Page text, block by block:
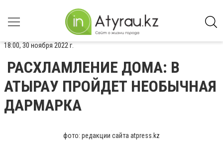
18:00, 30 ноября 2022 г.
РАСХЛАМЛЕНИЕ ДОМА: В
АТЫРАУ ПРОЙДЕТ НЕОБЫЧНАЯ
ДАРМАРКА
фото: редакции сайта atpress.kz